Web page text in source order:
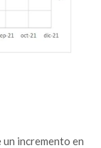
un incremento en